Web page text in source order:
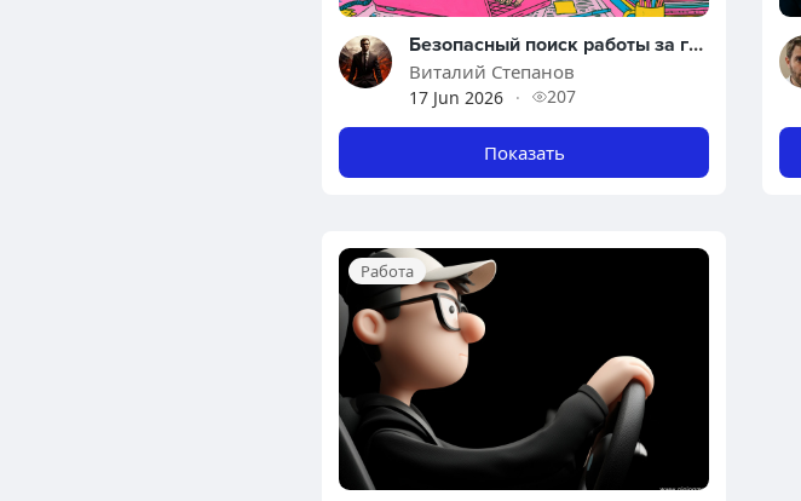
Безопасный поиск работы за границей: как избежать мошенников и эффективно использовать современные платформы
Виталий Степанов
17 Jun 2026 · 207
Показать
Работа